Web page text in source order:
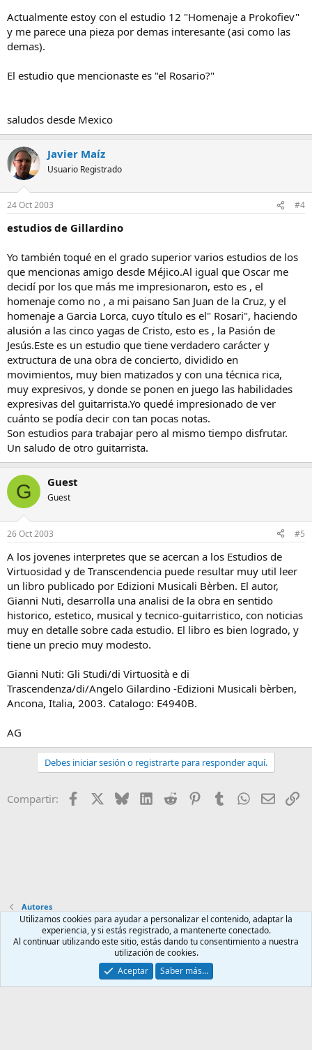
Actualmente estoy con el estudio 12 "Homenaje a Prokofiev"
y me parece una pieza por demas interesante (asi como las
demas).
El estudio que mencionaste es "el Rosario?"
saludos desde Mexico
Javier Maíz
Usuario Registrado
24 Oct 2003 #4
estudios de Gillardino
Yo también toqué en el grado superior varios estudios de los
que mencionas amigo desde Méjico.Al igual que Oscar me
decidí por los que más me impresionaron, esto es , el
homenaje como no , a mi paisano San Juan de la Cruz, y el
homenaje a Garcia Lorca, cuyo título es el" Rosari", haciendo
alusión a las cinco yagas de Cristo, esto es , la Pasión de
Jesús.Este es un estudio que tiene verdadero carácter y
extructura de una obra de concierto, dividido en
movimientos, muy bien matizados y con una técnica rica,
muy expresivos, y donde se ponen en juego las habilidades
expresivas del guitarrista.Yo quedé impresionado de ver
cuánto se podía decir con tan pocas notas.
Son estudios para trabajar pero al mismo tiempo disfrutar.
Un saludo de otro guitarrista.
G Guest
Guest
26 Oct 2003 #5
A los jovenes interpretes que se acercan a los Estudios de
Virtuosidad y de Transcendencia puede resultar muy util leer
un libro publicado por Edizioni Musicali Bèrben. El autor,
Gianni Nuti, desarrolla una analisi de la obra en sentido
historico, estetico, musical y tecnico-guitarristico, con noticias
muy en detalle sobre cada estudio. El libro es bien logrado, y
tiene un precio muy modesto.
Gianni Nuti: Gli Studi/di Virtuosità e di
Trascendenza/di/Angelo Gilardino -Edizioni Musicali bèrben,
Ancona, Italia, 2003. Catalogo: E4940B.
AG
Debes iniciar sesión o registrarte para responder aquí.
Compartir: Facebook BlueskyLinkedIn
Reddit PinterestTumblr WhatsApp
Email
Autores
Contáctanos Términos y reglas Política de privacidad
Ayuda
Community platform by XenForo® © 2010-2025 XenForo Ltd.
Utilizamos cookies para ayudar a personalizar el contenido, adaptar la
experiencia, y si estás registrado, a mantenerte conectado.
Al continuar utilizando este sitio, estás dando tu consentimiento a nuestra
utilización de cookies.
Aceptar
Saber más…